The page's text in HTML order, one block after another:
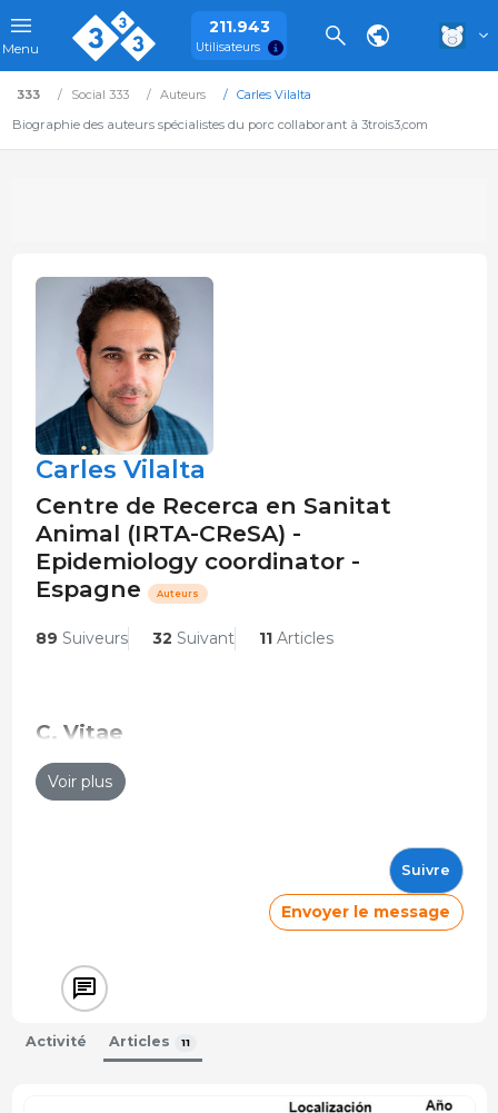
Menu
211.943
Utilisateurs
333 Social 333 Auteurs
Carles Vilalta
Biographie des auteurs spécialistes du porc collaborant à 3trois3,com
Carles Vilalta
Centre de Recerca en Sanitat
Animal (IRTA-CReSA) -
Epidemiology coordinator -
Espagne
Auteurs
89 Suiveurs 32 Suivant 11Articles
C. Vitae
Epidemiology coordinator
Centre de Recerca en Sanitat Animal (IRTA-CReSA)
Universitat Autònoma de Barcelona - UAB
Voir plus
Suivre
Envoyer le message
Activité Articles 11